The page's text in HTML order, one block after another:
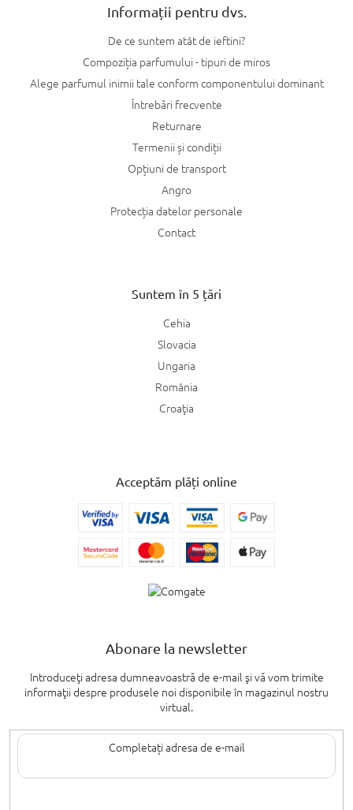
Informații pentru dvs.
De ce suntem atât de ieftini?
Compoziția parfumului - tipuri de miros
Alege parfumul inimii tale conform componentului dominant
Întrebări frecvente
Returnare
Termenii și condiții
Opțiuni de transport
Angro
Protecția datelor personale
Contact
Suntem în 5 țări
Cehia
Slovacia
Ungaria
România
Croaţia
Acceptăm plăți online
Abonare la newsletter
Introduceţi adresa dumneavoastră de e-mail şi vă vom trimite
informaţii despre produsele noi disponibile în magazinul nostru
virtual.